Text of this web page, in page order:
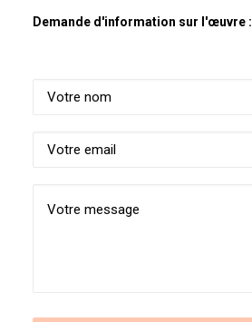
Demande d'information sur l'œuvre :